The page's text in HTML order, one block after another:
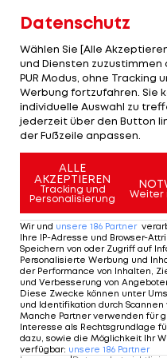
Datenschutz
Wählen Sie [Alle
und Diensten zuzustimmen
PUR Modus, ohne Tracking
Werbung fortzufahren. Sie
individuelle Auswahl zu
jederzeit über den Button
der Fußzeile anpassen.
ALLE
AKZEPTIEREN
Tracking und
Personalisierung
Weiter
Wir und unsere 186 Partner
Ihre IP-Adresse und Browser-
Speichern von oder Zugriff auf
Personalisierte Werbung und
der Performance von Inhalten,
und Verbesserung von
Diese Zwecke können unter
und Identifikation durch Scannen
Manche Partner verwenden für
Interesse als Rechtsgrundlage
dazu, sowie die Möglichkeit Ihr
verfügbar: unsere 186 Partner